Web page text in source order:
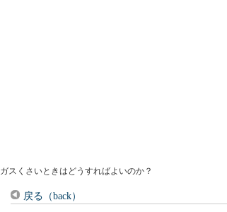
ガスくさいときはどうすればよいのか？
戻る（back）